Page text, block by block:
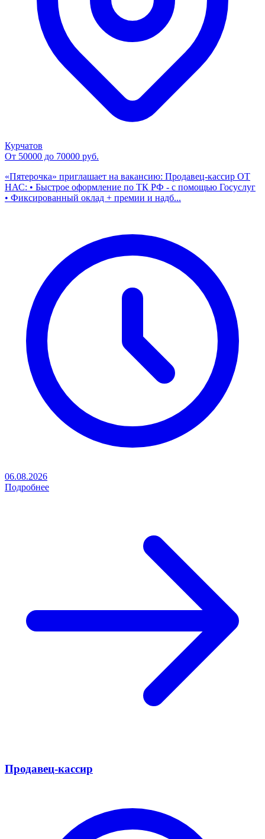
Курчатов
От 50000 до 70000 руб.
«Пятерочка» приглашает на вакансию: Продавец-кассир ОТ
НАС: • Быстрое оформление по ТК РФ - с помощью Госуслуг
• Фиксированный оклад + премии и надб...
06.08.2026
Подробнее
Продавец-кассир